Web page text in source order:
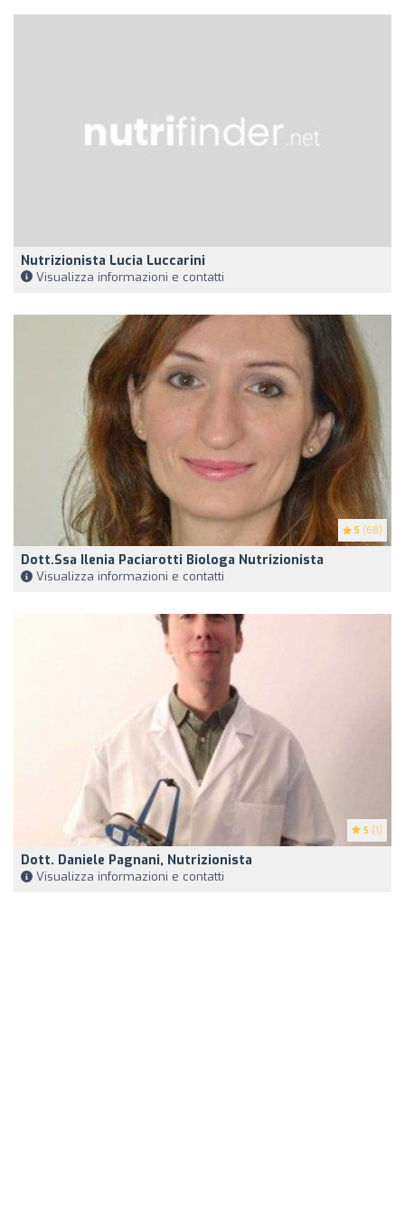
Nutrizionista Lucia Luccarini
Visualizza informazioni e contatti
5 (68)
Dott.ssa Ilenia Paciarotti Biologa Nutrizionista
Visualizza informazioni e contatti
5 (1)
Dott. Daniele Pagnani, Nutrizionista
Visualizza informazioni e contatti